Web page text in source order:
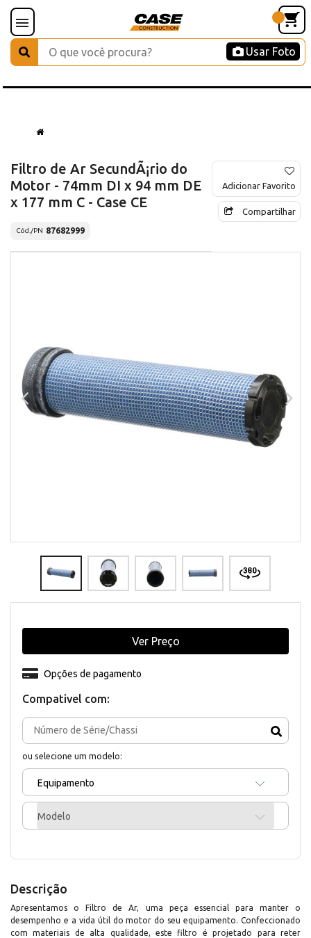
Usar Foto
Filtro de Ar SecundÃ¡rio do
Motor - 74mm DI x 94 mm DE
x 177 mm C - Case CE
Cód./PN 87682999
Adicionar Favorito
Compartilhar
Compativel com:
ou selecione um modelo:
Equipamento
Modelo
Opções de pagamento
Ver Preço
Descrição
Apresentamos o Filtro de Ar, uma peça essencial para manter o
desempenho e a vida útil do motor do seu equipamento. Confeccionado
com materiais de alta qualidade, este filtro é projetado para reter